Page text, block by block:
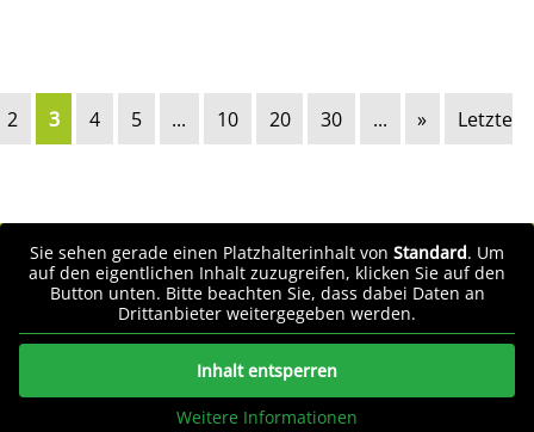
2 3 4 5 ... 10 20 30 ... » Letzte
Sie sehen gerade einen Platzhalterinhalt von Standard. Um
auf den eigentlichen Inhalt zuzugreifen, klicken Sie auf den
Button unten. Bitte beachten Sie, dass dabei Daten an
Drittanbieter weitergegeben werden.
Inhalt entsperren
Weitere Informationen